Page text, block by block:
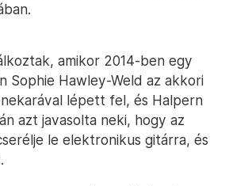
amikor 2014-ben egy
Sophie Hawley-Weld az akkori
lépett fel, és Halpern
azt javasolta neki, hogy az
le elektronikus gitárra, és